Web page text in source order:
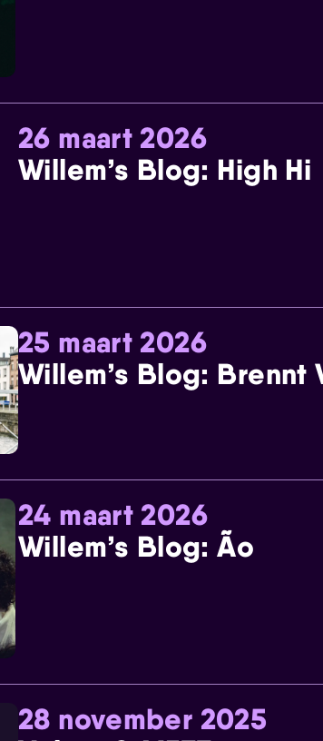
26 maart 2026
Willem’s Blog: High Hi
25 maart 2026
Willem’s Blog: Brennt
24 maart 2026
Willem’s Blog: Ão
28 november 2025